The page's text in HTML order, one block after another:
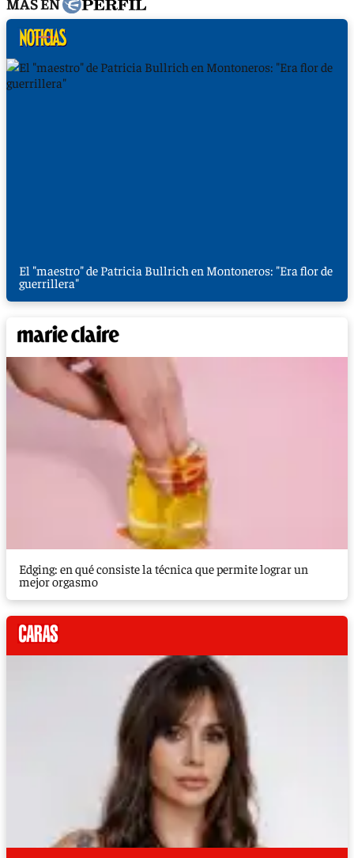
El "maestro" de Patricia Bullrich en Montoneros: "Era flor de
guerrillera"
Edging: en qué consiste la técnica que permite lograr un
mejor orgasmo